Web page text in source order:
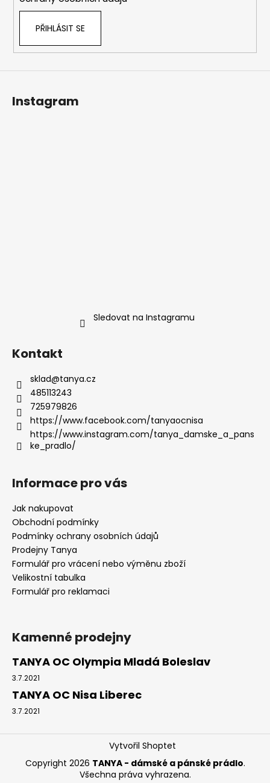
PŘIHLÁSIT SE
Instagram
Sledovat na Instagramu
Kontakt
sklad@tanya.cz
485113243
725979826
https://www.facebook.com/tanyaocnisa
https://www.instagram.com/tanya_damske_a_pans
ke_pradlo/
Informace pro vás
Jak nakupovat
Obchodní podmínky
Podmínky ochrany osobních údajů
Prodejny Tanya
Formulář pro vrácení nebo výměnu zboží
Velikostní tabulka
Formulář pro reklamaci
Kamenné prodejny
TANYA OC Olympia Mladá Boleslav
3.7.2021
TANYA OC Nisa Liberec
3.7.2021
Vytvořil Shoptet
Copyright 2026 TANYA - dámské a pánské prádlo.
Všechna práva vyhrazena.